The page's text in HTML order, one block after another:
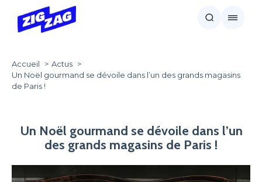
Accueil
Actus
Un Noël gourmand se dévoile dans l’un des grands magasins
de Paris !
Un Noël gourmand se dévoile dans l’un
des grands magasins de Paris !